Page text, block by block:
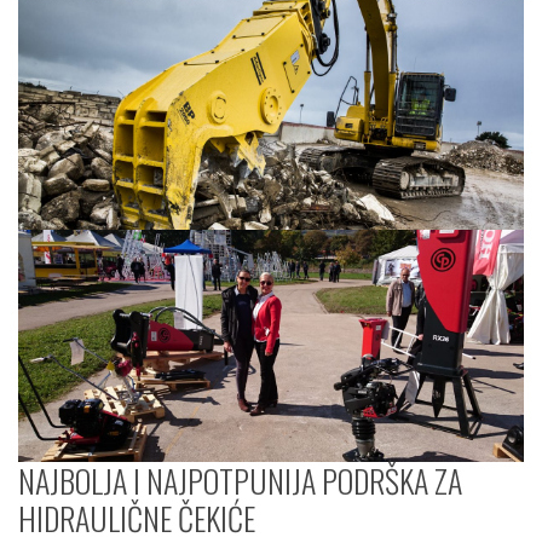
NAJBOLJA I NAJPOTPUNIJA PODRŠKA ZA
HIDRAULIČNE ČEKIĆE